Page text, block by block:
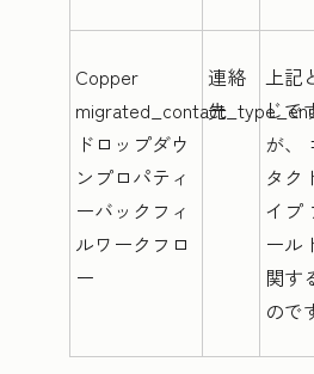
Copper
ドロップダウ
ンプロパティ
ーバックフィ
ルワークフロ
ー
連絡
先
上記
じで
が、
タク
イプ
ール
関す
ので